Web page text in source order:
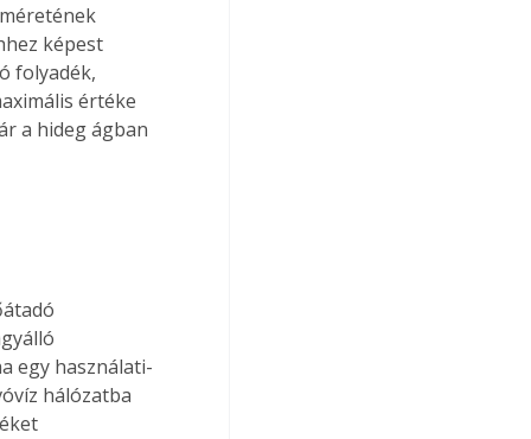
képest
folyadék,
értéke
a hideg ágban
egy használati-
hálózatba